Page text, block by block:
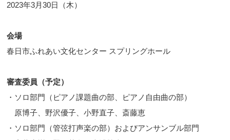
2023年3月30日（木）
会場
春日市ふれあい文化センター スプリングホール
審査委員（予定）
・ソロ部門（ピアノ課題曲の部、ピアノ自由曲の部）
原博子、野沢優子、小野直子、斎藤恵
・ソロ部門（管弦打声楽の部）およびアンサンブル部門